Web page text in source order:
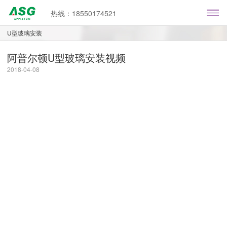
热线：18550174521
U型玻璃安装
阿普尔顿U型玻璃安装视频
2018-04-08